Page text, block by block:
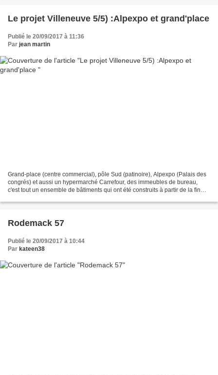
Le projet Villeneuve 5/5) :Alpexpo et grand'place
Publié le 20/09/2017 à 11:36
Par jean martin
Grand-place (centre commercial), pôle Sud (patinoire), Alpexpo (Palais des
congrés) et aussi un hypermarché Carrefour, des immeubles de bureau,
c'est tout un ensemble de bâtiments qui ont été construits à partir de la fin
Rodemack 57
Publié le 20/09/2017 à 10:44
Par kateen38